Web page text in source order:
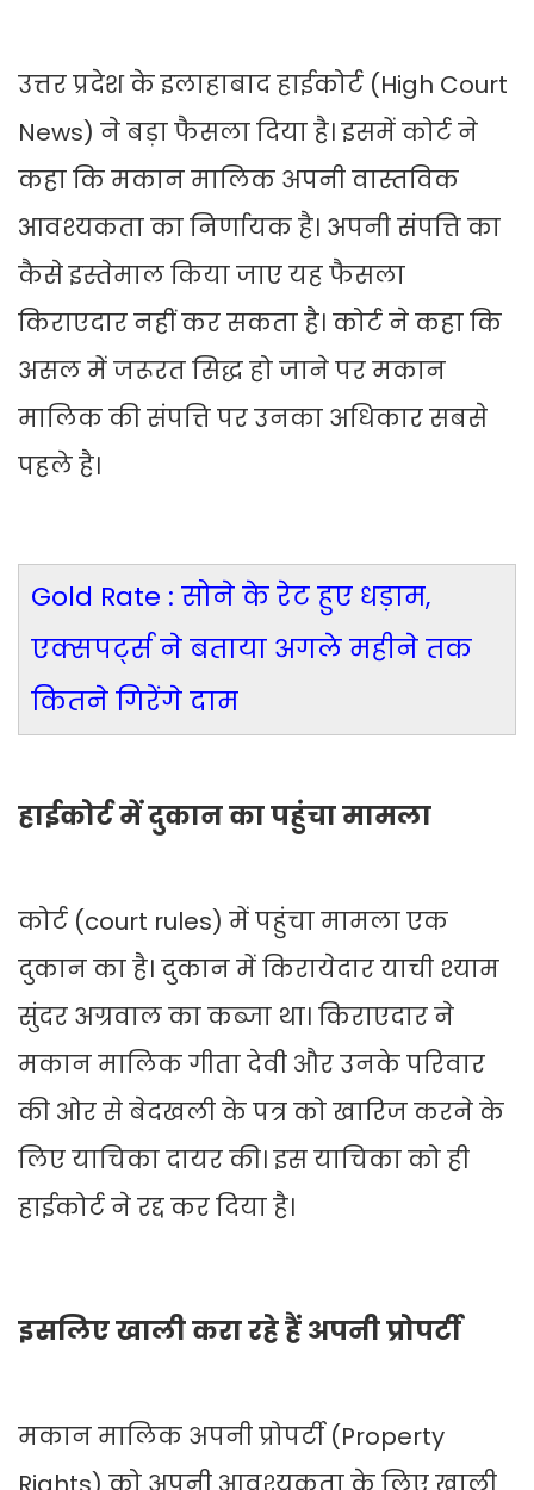
उत्तर प्रदेश के इलाहाबाद हाईकोर्ट (High Court
News) ने बड़ा फैसला दिया है। इसमें कोर्ट ने
कहा कि मकान मालिक अपनी वास्तविक
आवश्यकता का निर्णायक है। अपनी संपत्ति का
कैसे इस्तेमाल किया जाए यह फैसला
किराएदार नहीं कर सकता है। कोर्ट ने कहा कि
असल में जरूरत सिद्ध हो जाने पर मकान
मालिक की संपत्ति पर उनका अधिकार सबसे
पहले है।
Gold Rate : सोने के रेट हुए धड़ाम,
एक्सपर्ट्स ने बताया अगले महीने तक
कितने गिरेंगे दाम
हाईकोर्ट में दुकान का पहुंचा मामला
कोर्ट (court rules) में पहुंचा मामला एक
दुकान का है। दुकान में किरायेदार याची श्याम
सुंदर अग्रवाल का कब्जा था। किराएदार ने
मकान मालिक गीता देवी और उनके परिवार
की ओर से बेदखली के पत्र को खारिज करने के
लिए याचिका दायर की। इस याचिका को ही
हाईकोर्ट ने रद्द कर दिया है।
इसलिए खाली करा रहे हैं अपनी प्रोपर्टी
मकान मालिक अपनी प्रोपर्टी (Property